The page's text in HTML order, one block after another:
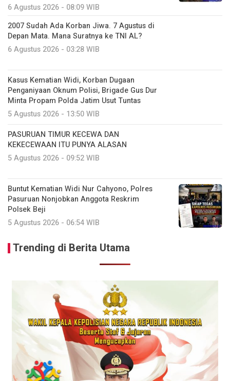
6 Agustus 2026 - 08:09 WIB
2007 Sudah Ada Korban Jiwa. 7 Agustus di
Depan Mata. Mana Suratnya ke TNI AL?
6 Agustus 2026 - 03:28 WIB
Kasus Kematian Widi, Korban Dugaan
Penganiyaan Oknum Polisi, Brigade Gus Dur
Minta Propam Polda Jatim Usut Tuntas
5 Agustus 2026 - 13:50 WIB
PASURUAN TIMUR KECEWA DAN
KEKECEWAAN ITU PUNYA ALASAN
5 Agustus 2026 - 09:52 WIB
Buntut Kematian Widi Nur Cahyono, Polres
Pasuruan Nonjobkan Anggota Reskrim
Polsek Beji
5 Agustus 2026 - 06:54 WIB
Trending di Berita Utama